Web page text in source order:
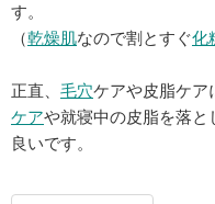
す。
（乾燥肌なので割とすぐ化
正直、 毛穴ケアや皮脂ケア
ケアや就寝中の皮脂を落
良いです。